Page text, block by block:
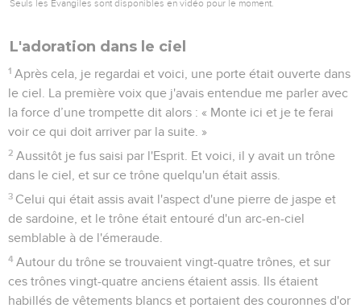
Seuls les Évangiles sont disponibles en vidéo pour le moment.
L'adoration dans le ciel
1 Après cela, je regardai et voici, une porte était ouverte dans
le ciel. La première voix que j'avais entendue me parler avec
la force d’une trompette dit alors : « Monte ici et je te ferai
voir ce qui doit arriver par la suite. »
2 Aussitôt je fus saisi par l'Esprit. Et voici, il y avait un trône
dans le ciel, et sur ce trône quelqu'un était assis.
3 Celui qui était assis avait l'aspect d'une pierre de jaspe et
de sardoine, et le trône était entouré d'un arc-en-ciel
semblable à de l'émeraude.
4 Autour du trône se trouvaient vingt-quatre trônes, et sur
ces trônes vingt-quatre anciens étaient assis. Ils étaient
habillés de vêtements blancs et portaient des couronnes d'or